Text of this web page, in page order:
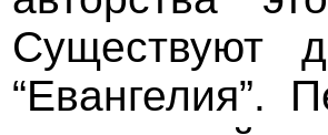
Существуют
“Евангелия”.